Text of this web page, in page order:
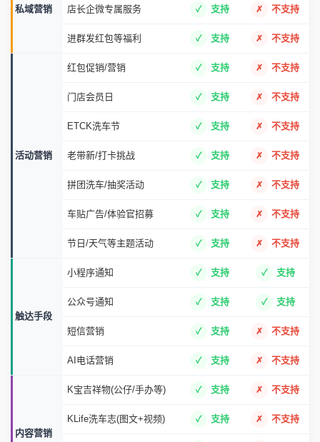
私域营销 店长企微专属服务 支持 不支持
进群发红包等福利 支持 不支持
活动营销
红包促销/营销 支持 不支持
门店会员日 支持 不支持
ETCK洗车节 支持 不支持
老带新/打卡挑战 支持 不支持
拼团洗车/抽奖活动 支持 不支持
车贴广告/体验官招募 支持 不支持
节日/天气等主题活动 支持 不支持
触达手段
小程序通知 支持 支持
公众号通知 支持 支持
短信营销 支持 不支持
AI电话营销 支持 不支持
内容营销
K宝吉祥物(公仔/手办等) 支持 不支持
KLife洗车志(图文+视频) 支持 不支持